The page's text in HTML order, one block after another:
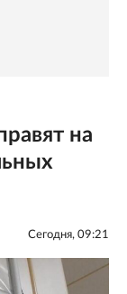
на
Сегодня, 09:21